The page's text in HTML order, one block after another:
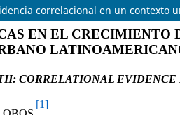
correlacional en un contexto